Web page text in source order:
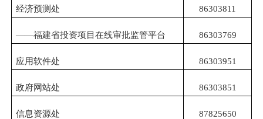
经济预测处 86303811
——福建省投资项目在线审批监管平台 86303769
应用软件处 86303951
政府网站处 86303851
信息资源处 87825650